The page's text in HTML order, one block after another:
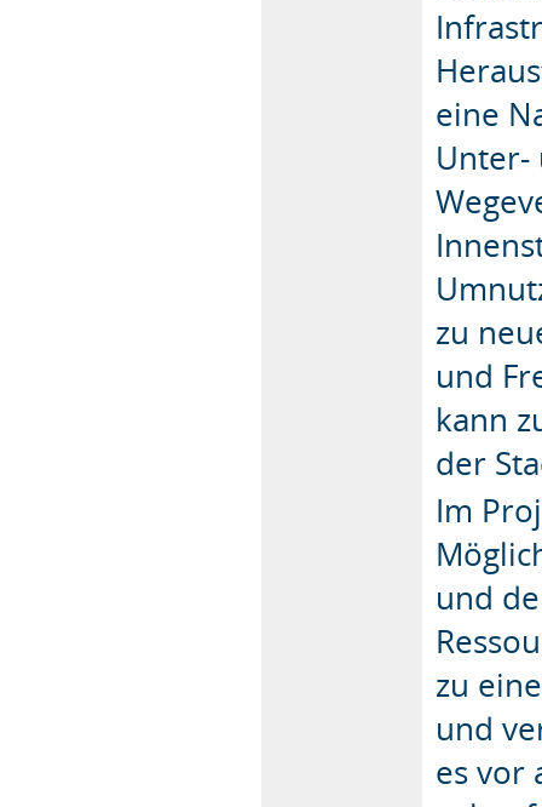
eine
Unter-
zu
und
kann
der
Im
und
zu
und
es vor